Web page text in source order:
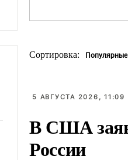
Сортировка:
5 АВГУСТА 2026, 11:09
В США
России